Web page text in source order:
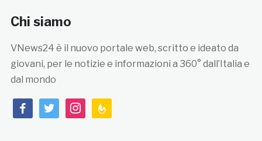
Chi siamo
VNews24 è il nuovo portale web, scritto e ideato da
giovani, per le notizie e informazioni a 360° dall’Italia e
dal mondo
facebooktwitterinstagramfeedburner